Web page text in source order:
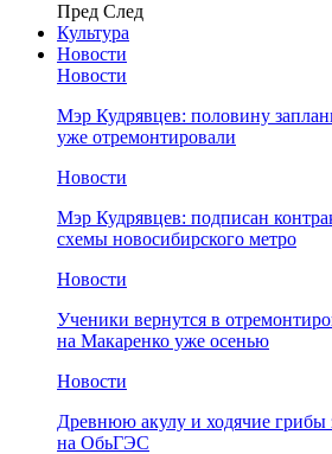
Пред След
Культура
Новости
Новости
Мэр Кудрявцев: половину
уже отремонтировали
Новости
Мэр Кудрявцев: подписан
схемы новосибирского метро
Новости
Ученики вернутся в
на Макаренко уже осенью
Новости
Древнюю акулу и ходячие грибы
на ОбьГЭС